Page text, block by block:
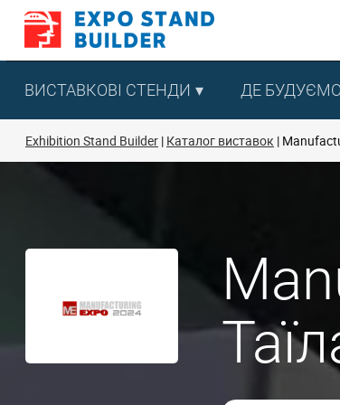
Перейти
змісту
ВИСТАВКОВІ СТЕНДИ ДЕ БУДУЄМО
Exhibition Stand Builder Каталог виставок